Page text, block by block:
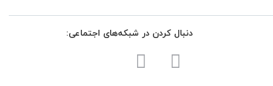
دنبال کردن در شبکه‌های اجتماعی: